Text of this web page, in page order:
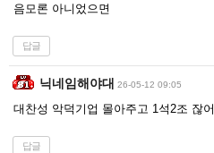
음모론 아니었으면
답글
닉네임해야대 26-05-12 09:05
대찬성 악덕기업 몰아주고 1석2조 잖어
답글